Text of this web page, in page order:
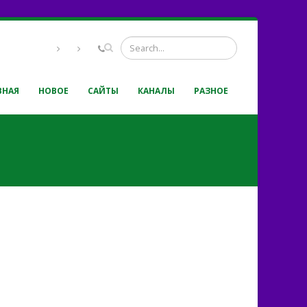
НОВОЕ САЙТЫ КАНАЛЫ РАЗНОЕ